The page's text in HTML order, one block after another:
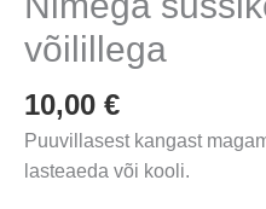
võilillega
10,00 €
Puuvillasest kangast
lasteaeda või kooli.